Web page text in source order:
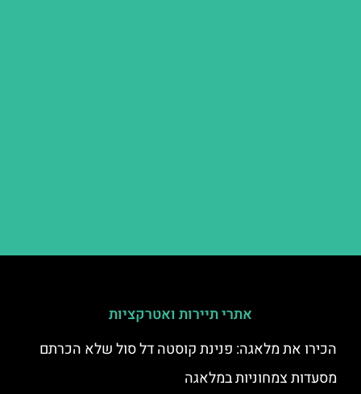
אתרי תיירות ואטרקציות
הכירו את מלאגה: פנינת קוסטה דל סול שלא הכרתם
מסעדות צמחוניות במלאגה